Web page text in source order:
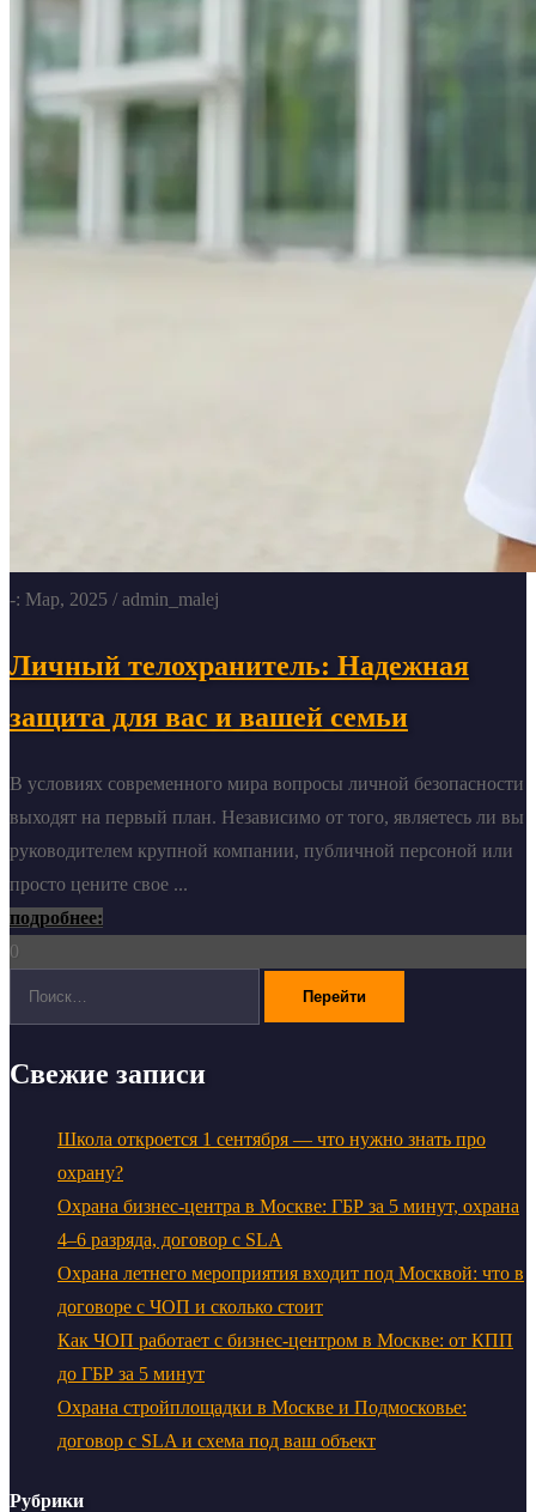
-: Мар, 2025 / admin_malej
Личный телохранитель: Надежная
защита для вас и вашей семьи
В условиях современного мира вопросы личной безопасности
выходят на первый план. Независимо от того, являетесь ли вы
руководителем крупной компании, публичной персоной или
просто цените свое ...
подробнее:
0
Свежие записи
Школа откроется 1 сентября — что нужно знать про
охрану?
Охрана бизнес-центра в Москве: ГБР за 5 минут, охрана
4–6 разряда, договор с SLA
Охрана летнего мероприятия входит под Москвой: что в
договоре с ЧОП и сколько стоит
Как ЧОП работает с бизнес-центром в Москве: от КПП
до ГБР за 5 минут
Охрана стройплощадки в Москве и Подмосковье:
договор с SLA и схема под ваш объект
Рубрики